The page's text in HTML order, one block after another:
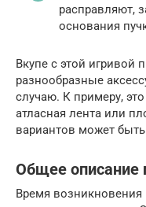
расправляют,
основания
Вкупе с этой игривой
разнообразные
случаю. К примеру,
атласная лента или
вариантов может
Общее описание
Время возникновения